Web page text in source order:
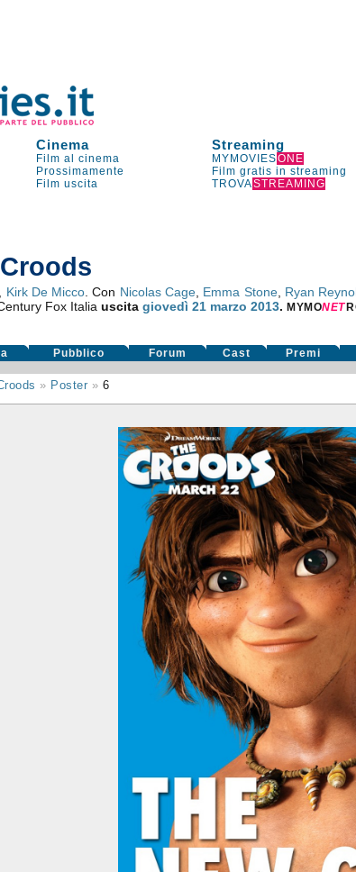
Cinema Streaming
Film al cinema MYMOVIESONE
Prossimamente Film gratis in streaming
Film uscita TROVASTREAMING
Kirk De Micco . Con Nicolas Cage Emma Stone, Ryan
Fox Italiauscitagiovedì 21 marzo 2013.MYMONET
Pubblico Forum Cast Premi
» Poster » 6